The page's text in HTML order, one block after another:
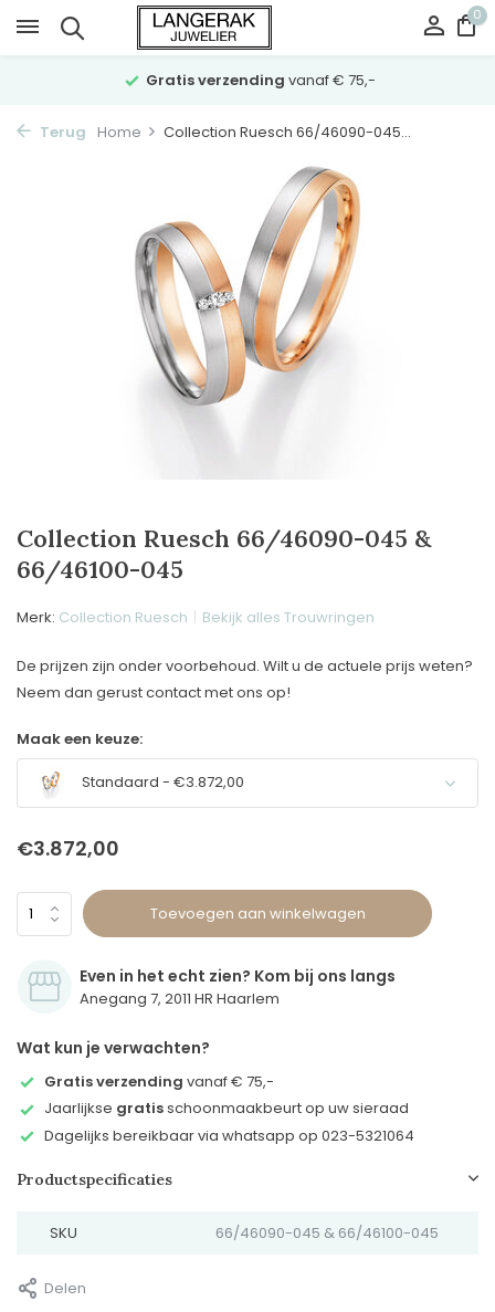
0
Gratis verzending vanaf € 75,-
Terug Home Collection Ruesch 66/46090-045...
Collection Ruesch 66/46090-045 &
66/46100-045
Merk: Collection Ruesch Bekijk alles Trouwringen
De prijzen zijn onder voorbehoud. Wilt u de actuele prijs weten?
Neem dan gerust contact met ons op!
Maak een keuze:
Standaard - €3.872,00
€3.872,00
Toevoegen aan winkelwagen
Even in het echt zien? Kom bij ons langs
Anegang 7, 2011 HR Haarlem
Wat kun je verwachten?
Gratis verzending vanaf € 75,-
Jaarlijkse gratisschoonmaakbeurt op uw sieraad
Dagelijks bereikbaar via whatsapp op 023-5321064
Productspecificaties
SKU 66/46090-045 & 66/46100-045
Delen